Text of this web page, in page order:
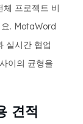
프로젝트 비
. MotaWord
실시간 협업
이의 균형을
견적